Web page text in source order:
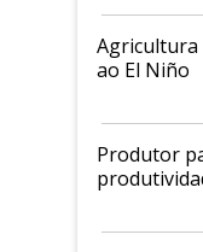
Agricultura
ao El Niño
Produtor